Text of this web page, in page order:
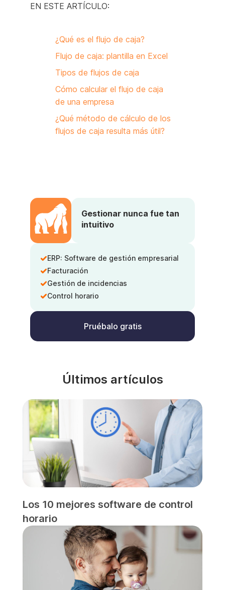
EN ESTE ARTÍCULO:
¿Qué es el flujo de caja?
Flujo de caja: plantilla en Excel
Tipos de flujos de caja
Cómo calcular el flujo de caja
de una empresa
¿Qué método de cálculo de los
flujos de caja resulta más útil?
Gestionar nunca fue tan
intuitivo
ERP: Software de gestión empresarial
Facturación
Gestión de incidencias
Control horario
Pruébalo gratis
Últimos artículos
Los 10 mejores software de control
horario